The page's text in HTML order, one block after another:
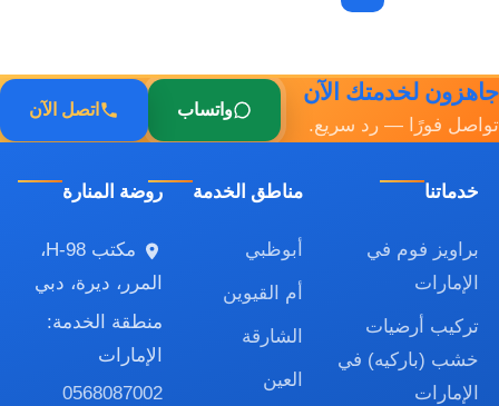
جاهزون لخدمتك الآن
تواصل فورًا — رد سريع.
واتساب اتصل الآن
خدماتنا
براويز فوم في
الإمارات
تركيب أرضيات
خشب (باركيه) في
الإمارات
مناطق الخدمة
أبوظبي
أم القيوين
الشارقة
العين
روضة المنارة
مكتب H-98،
المرر، ديرة، دبي
منطقة الخدمة:
الإمارات
0568087002